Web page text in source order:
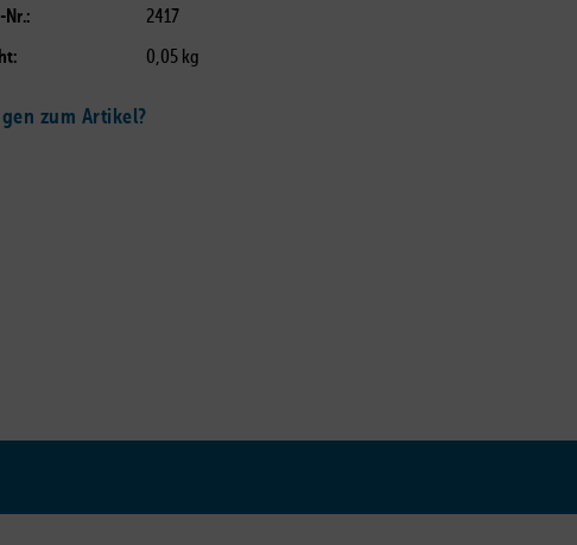
Nr.: 2417
0,05 kg
zum Artikel?